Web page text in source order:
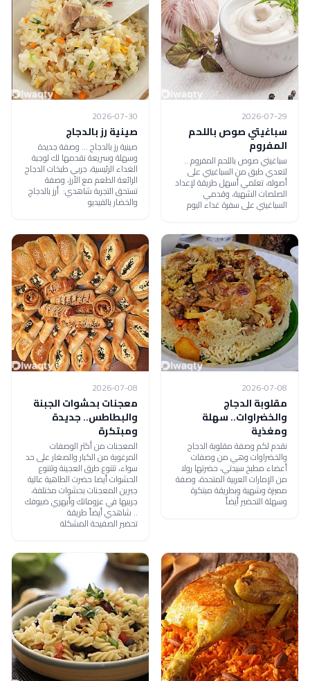
2026-07-29
سباغيتي صوص باللحم
المفروم
سباغيتي صوص باللحم المفروم ..
لتعدي طبق من السباغيتي على
أصوله، تعلمي أسهل طريقة لإعداد
الصلصات الشهية، وقدمي
السباغيتي على سفرة غداء اليوم
2026-07-30
صينية رز بالدجاج
صينية رز بالدجاج ... وصفة جديدة
وسهلة وسريعة نقدمها لك لوجبة
الغداء الرئيسية، جربي طبخات الدجاج
الرائعة الطعم مع الأرز، وصفة
تستحق التجربة شاهدي: أرز بالدجاج
والخضار بالفيديو
2026-07-08
مقلوبة الدجاج
والخضراوات.. سهلة
ومغذية
نقدم لكم وصفة مقلوبة الدجاج
والخضراوات وهي من وصفات
أعضاء مطبخ سيدتي، حضرتها رولا
من الإمارات العربية المتحدة، وصفة
مميزة وشهية وبطريقة مبتكرة
وسهلة التحضير أيضاً
2026-07-08
معجنات بحشوات الجبنة
والبطاطس.. جديدة
ومبتكرة
المعجنات من أكثر الوصفات
المرغوبة من الكبار والصغار على حد
سواء، تتنوع طرق العجينة وتتنوع
الحشوات أيضا حضرت الطاهية عالية
جبرين المعجنات بحشوات مختلفة،
جربيها في عزوماتك وأبهري ضيوفك
.. شاهدي أيضاً طريقة
تحضير الصفيحة المشكلة